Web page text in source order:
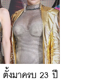
งมาครบ 23 ปี